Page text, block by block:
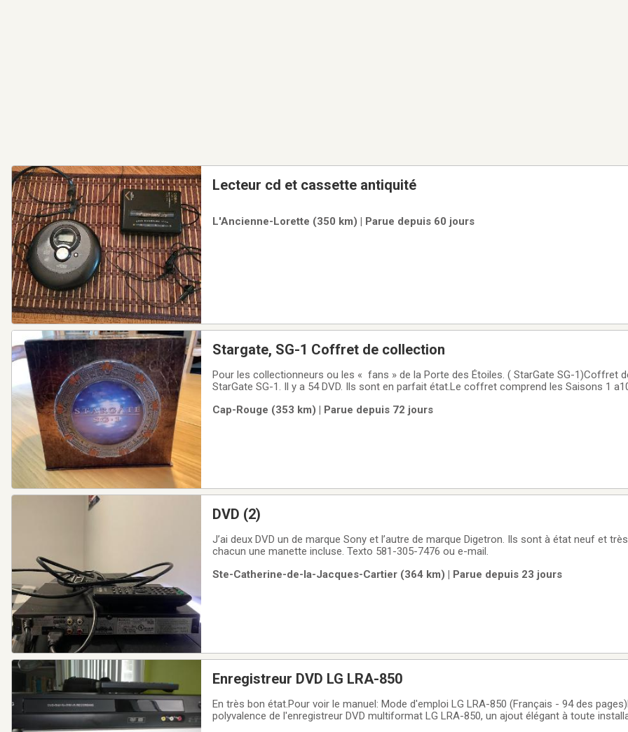
Lecteur cd et cassette antiquité
L'Ancienne-Lorette (350 km) | Parue depuis 60 jours
Stargate, SG-1 Coffret de collection
Pour les collectionneurs ou les « fans » de la Porte des Étoiles. ( StarGate SG-1)Coffret
StarGate SG-1. Il y a 54 DVD. Ils sont en parfait état.Le coffret comprend les Saisons 1
Cap-Rouge (353 km) | Parue depuis 72 jours
DVD (2)
J’ai deux DVD un de marque Sony et l’autre de marque Digetron. Ils sont à état neuf et très propre. Ils ont
chacun une manette incluse. Texto 581-305-7476 ou e-mail.
Ste-Catherine-de-la-Jacques-Cartier (364 km) | Parue depuis 23 jours
Enregistreur DVD LG LRA-850
En très bon état.Pour voir le manuel: Mode d'emploi LG LRA-850 (Français - 94 des
polyvalence de l'enregistreur DVD multiformat LG LRA-850, un ajout élégant à toute